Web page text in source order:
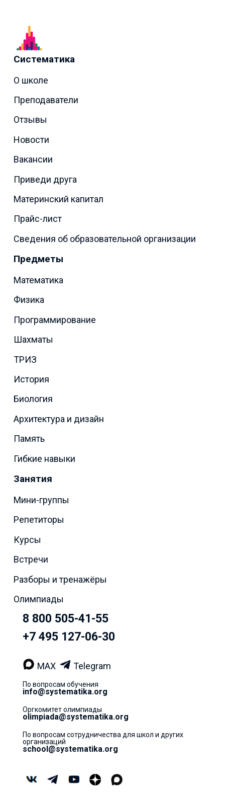
Систематика
О школе
Преподаватели
Отзывы
Новости
Вакансии
Приведи друга
Материнский капитал
Прайс-лист
Сведения об образовательной организации
Предметы
Математика
Физика
Программирование
Шахматы
ТРИЗ
История
Биология
Архитектура и дизайн
Память
Гибкие навыки
Занятия
Мини-группы
Репетиторы
Курсы
Встречи
Разборы и тренажёры
Олимпиады
8 800 505-41-55
+7 495 127-06-30
MAX Telegram
По вопросам обучения
info@systematika.org
Оргкомитет олимпиады
olimpiada@systematika.org
По вопросам сотрудничества для школ и других
организаций
school@systematika.org